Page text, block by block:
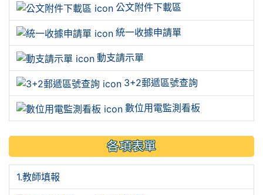
公文附件下載區
統一收據申請單
動支請示單
3+2郵遞區號查詢
數位用電監測看板
各項表單
1.教師填報